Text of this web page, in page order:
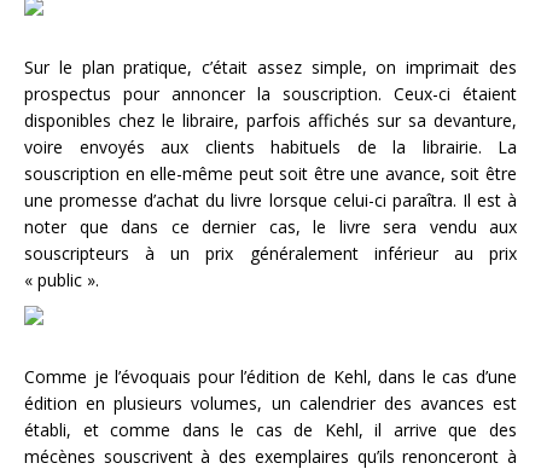
Sur le plan pratique, c’était assez simple, on imprimait des
prospectus pour annoncer la souscription. Ceux-ci étaient
disponibles chez le libraire, parfois affichés sur sa devanture,
voire envoyés aux clients habituels de la librairie. La
souscription en elle-même peut soit être une avance, soit être
une promesse d’achat du livre lorsque celui-ci paraîtra. Il est à
noter que dans ce dernier cas, le livre sera vendu aux
souscripteurs à un prix généralement inférieur au prix
« public ».
Comme je l’évoquais pour l’édition de Kehl, dans le cas d’une
édition en plusieurs volumes, un calendrier des avances est
établi, et comme dans le cas de Kehl, il arrive que des
mécènes souscrivent à des exemplaires qu’ils renonceront à